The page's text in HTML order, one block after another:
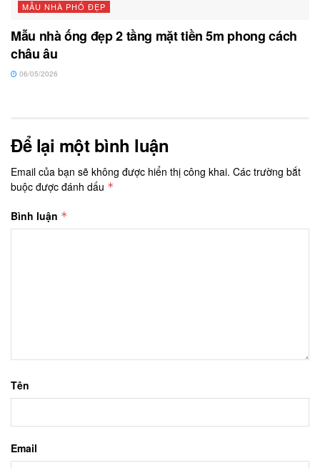
MẪU NHÀ PHỐ ĐẸP
Mẫu nhà ống đẹp 2 tầng mặt tiền 5m phong cách
châu âu
06/05/2026
Để lại một bình luận
Email của bạn sẽ không được hiển thị công khai. Các trường bắt
buộc được đánh dấu *
Bình luận *
Tên
Email